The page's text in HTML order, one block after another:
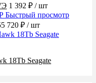
1 392 ₽ / шт
Быстрый просмотр
720 ₽ / шт
18Tb Seagate